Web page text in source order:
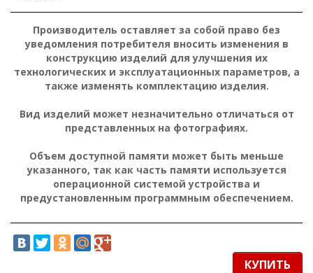
Производитель оставляет за собой право без
уведомления потребителя вносить изменения в
конструкцию изделий для улучшения их
технологических и эксплуатационных параметров, а
также изменять комплектацию изделия.
Вид изделий может незначительно отличаться от
представленных на фотографиях.
Объем доступной памяти может быть меньше
указанного, так как часть памяти используется
операционной системой устройства и
предустановленным программным обеспечением.
КУПИТЬ